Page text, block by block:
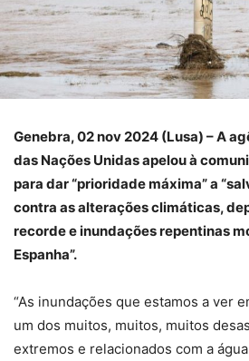
Genebra, 02 nov 2024 (Lusa) – A
das Nações Unidas apelou à
para dar “prioridade máxima” a
contra as alterações climáticas,
recorde e inundações repentinas
Espanha”.
“As inundações que estamos a ver
um dos muitos, muitos, muitos
extremos e relacionados com a